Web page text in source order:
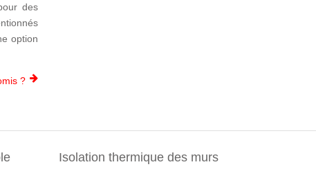
des
option
?
Isolation thermique des murs